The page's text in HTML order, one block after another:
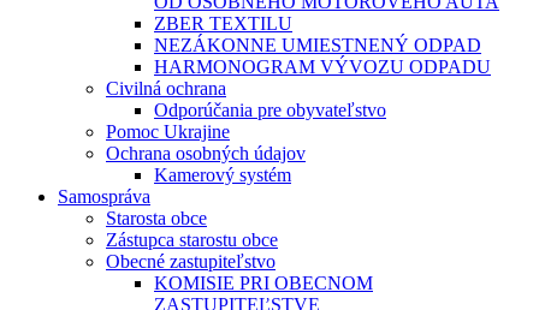
ZBER TEXTILU
NEZÁKONNE UMIESTNENÝ ODPAD
HARMONOGRAM VÝVOZU ODPADU
Civilná ochrana
Odporúčania pre obyvateľstvo
Pomoc Ukrajine
Ochrana osobných údajov
Kamerový systém
Samospráva
Starosta obce
Zástupca starostu obce
Obecné zastupiteľstvo
KOMISIE PRI OBECNOM
ZASTUPITEĽSTVE